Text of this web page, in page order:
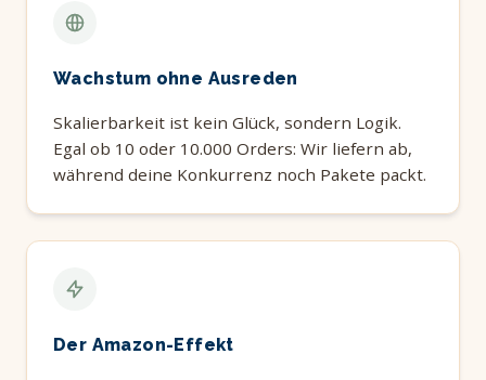
Wachstum ohne Ausreden
Skalierbarkeit ist kein Glück, sondern Logik.
Egal ob 10 oder 10.000 Orders: Wir liefern ab,
während deine Konkurrenz noch Pakete packt.
Der Amazon-Effekt